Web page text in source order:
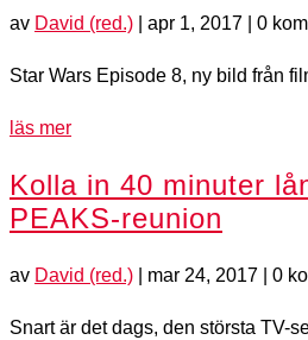
av David (red.) apr 1, 2017 | 0
Star Wars Episode 8, ny bild från
läs mer
Kolla in 40 minuter
PEAKS-reunion
av David (red.) mar 24, 2017 | 0
Snart är det dags, den största TV-